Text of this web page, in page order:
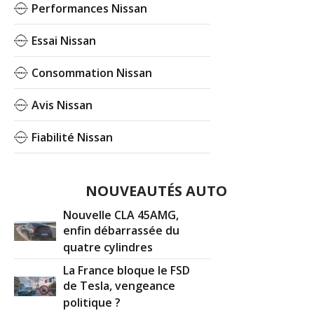
Performances Nissan
Essai Nissan
Consommation Nissan
Avis Nissan
Fiabilité Nissan
NOUVEAUTÉS AUTO
Nouvelle CLA 45AMG,
enfin débarrassée du
quatre cylindres
La France bloque le FSD
de Tesla, vengeance
politique ?